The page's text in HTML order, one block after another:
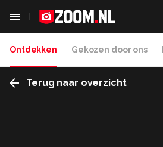
Ontdekken Gekozen door ons
Terug naar overzicht